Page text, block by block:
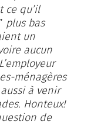
ce qu’il
plus bas
un
aucun
ménagères
à venir
Honteux!
de